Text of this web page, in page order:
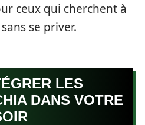
ceux qui cherchent à
se priver.
LES
DANS VOTRE